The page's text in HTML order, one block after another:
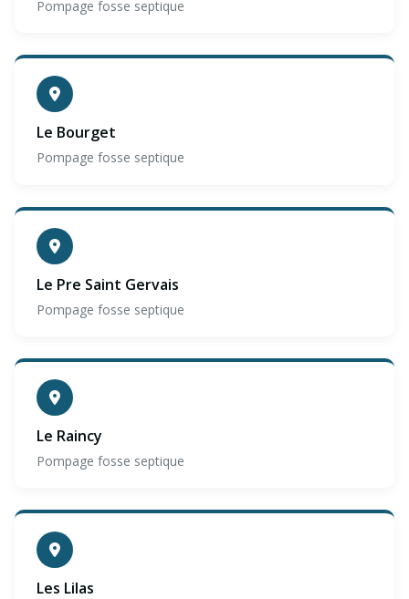
Pompage fosse septique
Le Bourget
Pompage fosse septique
Le Pre Saint Gervais
Pompage fosse septique
Le Raincy
Pompage fosse septique
Les Lilas